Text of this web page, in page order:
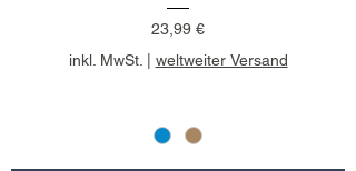
Preis
23,99 €
inkl. MwSt.| weltweiter Versand